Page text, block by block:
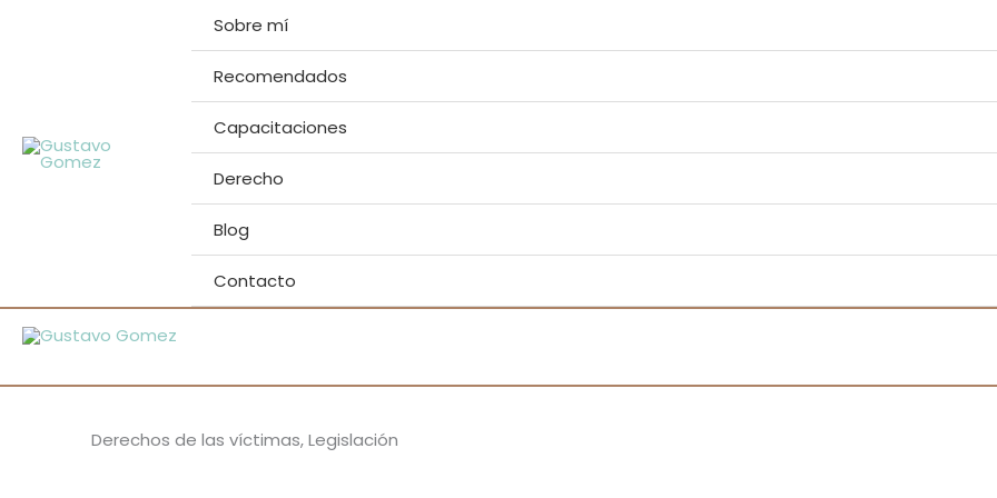
Sobre mí
Recomendados
Capacitaciones
Derecho
Blog
Contacto
Derechos de las víctimas,Legislación